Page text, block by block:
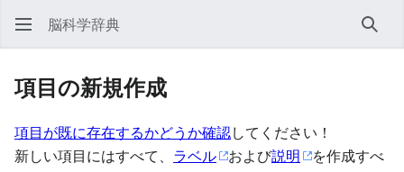
脳科学辞典 検索
項目の新規作成
項目が既に存在するかどうか確認してください！
新しい項目にはすべて、 ラベル および説明
を作成すべ